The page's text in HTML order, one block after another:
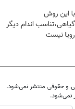
با این روش
گیاهی،تناسب اندام دیگر
رویا نیست
و حقوقی منتشر نمی‌شود.
نمی‌شود.